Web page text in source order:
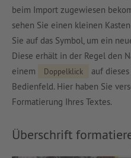
beim Import zugewiesen
sehen Sie einen kleinen
Sie auf das Symbol, um ein
Diese erhält in der Regel den
einem
Doppelklick
auf
Bedienfeld. Hier haben Sie
Formatierung Ihres Textes.
Überschrift